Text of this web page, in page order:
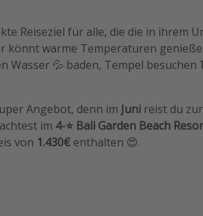
Reiseziel für alle, die die in ihrem
könnt warme Temperaturen
💦 baden, Tempel
Angebot, denn im Juni reist du
im 4-⭐️ Bali Garden Beach
von 1.430€ enthalten 😍.